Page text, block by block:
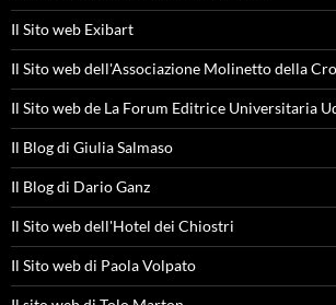
Il Sito web Exibart
Il Sito web dell'Associazione Molinetto della
Il Sito web de La Forum Editrice Universitaria
Il Blog di Giulia Salmaso
Il Blog di Dario Ganz
Il Sito web dell'Hotel dei Chiostri
Il Sito web di Paola Volpato